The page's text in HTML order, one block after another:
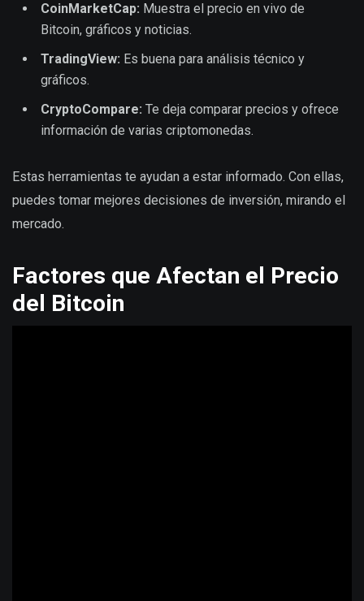
CoinMarketCap: Muestra el precio en vivo de
Bitcoin, gráficos y noticias.
TradingView: Es buena para análisis técnico y
gráficos.
CryptoCompare: Te deja comparar precios y ofrece
información de varias criptomonedas.
Estas herramientas te ayudan a estar informado. Con ellas,
puedes tomar mejores decisiones de inversión, mirando el
mercado.
Factores que Afectan el Precio
del Bitcoin